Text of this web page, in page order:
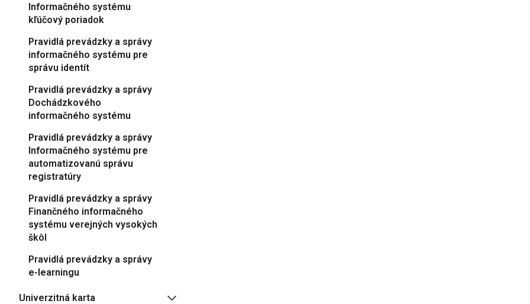
Informačného systému
kľúčový poriadok
Pravidlá prevádzky a správy
informačného systému pre
správu identít
Pravidlá prevádzky a správy
Dochádzkového
informačného systému
Pravidlá prevádzky a správy
Informačného systému pre
automatizovanú správu
registratúry
Pravidlá prevádzky a správy
Finančného informačného
systému verejných vysokých
škôl
Pravidlá prevádzky a správy
e-learningu
Univerzitná karta